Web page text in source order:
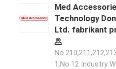
Med
Technology
Ltd. fabrikant
1,No.12 Industry